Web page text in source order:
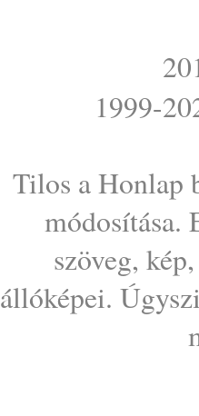
1999-
Tilos a Honlap
módosítása.
szöveg,
állóképei.